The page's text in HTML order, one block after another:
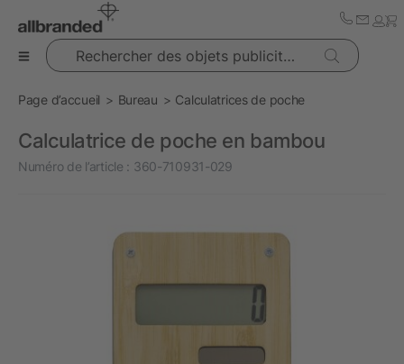
Rechercher des objets publicitaires
Page d’accueil Bureau Calculatrices de poche
Calculatrice de poche en bambou
Numéro de l’article : 360-710931-029